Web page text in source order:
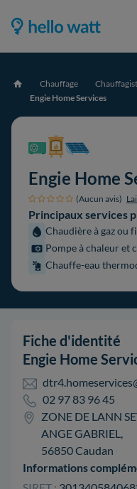
Accueil Chauffage
Engie Home Services
Engie Home
(Aucun avis)
Principaux services
Chaudière à gaz ou
Pompe à chaleur et
Chauffe-eau
Fiche d'identité
Engie Home
02 97 83 96 45
ZONE DE LANN
ANGE GABRIEL,
56850 Caudan
Informations